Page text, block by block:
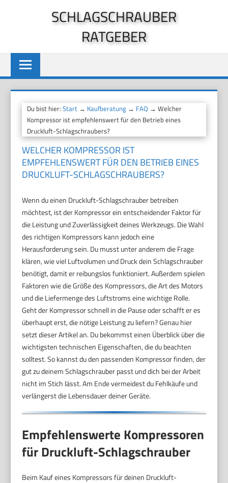
SCHLAGSCHRAUBER
RATGEBER
Du bist hier:Start → Kaufberatung → FAQ → Welcher
Kompressor ist empfehlenswert für den Betrieb eines
Druckluft-Schlagschraubers?
WELCHER KOMPRESSOR IST
EMPFEHLENSWERT FÜR DEN BETRIEB EINES
DRUCKLUFT-SCHLAGSCHRAUBERS?
Wenn du einen Druckluft-Schlagschrauber betreiben
möchtest, ist der Kompressor ein entscheidender Faktor für
die Leistung und Zuverlässigkeit deines Werkzeugs. Die Wahl
des richtigen Kompressors kann jedoch eine
Herausforderung sein. Du musst unter anderem die Frage
klären, wie viel Luftvolumen und Druck dein Schlagschrauber
benötigt, damit er reibungslos funktioniert. Außerdem spielen
Faktoren wie die Größe des Kompressors, die Art des Motors
und die Liefermenge des Luftstroms eine wichtige Rolle.
Geht der Kompressor schnell in die Pause oder schafft er es
überhaupt erst, die nötige Leistung zu liefern? Genau hier
setzt dieser Artikel an. Du bekommst einen Überblick über die
wichtigsten technischen Eigenschaften, die du beachten
solltest. So kannst du den passenden Kompressor finden, der
gut zu deinem Schlagschrauber passt und dich bei der Arbeit
nicht im Stich lässt. Am Ende vermeidest du Fehlkäufe und
verlängerst die Lebensdauer deiner Geräte.
Empfehlenswerte Kompressoren
für Druckluft-Schlagschrauber
Beim Kauf eines Kompressors für deinen Druckluft-